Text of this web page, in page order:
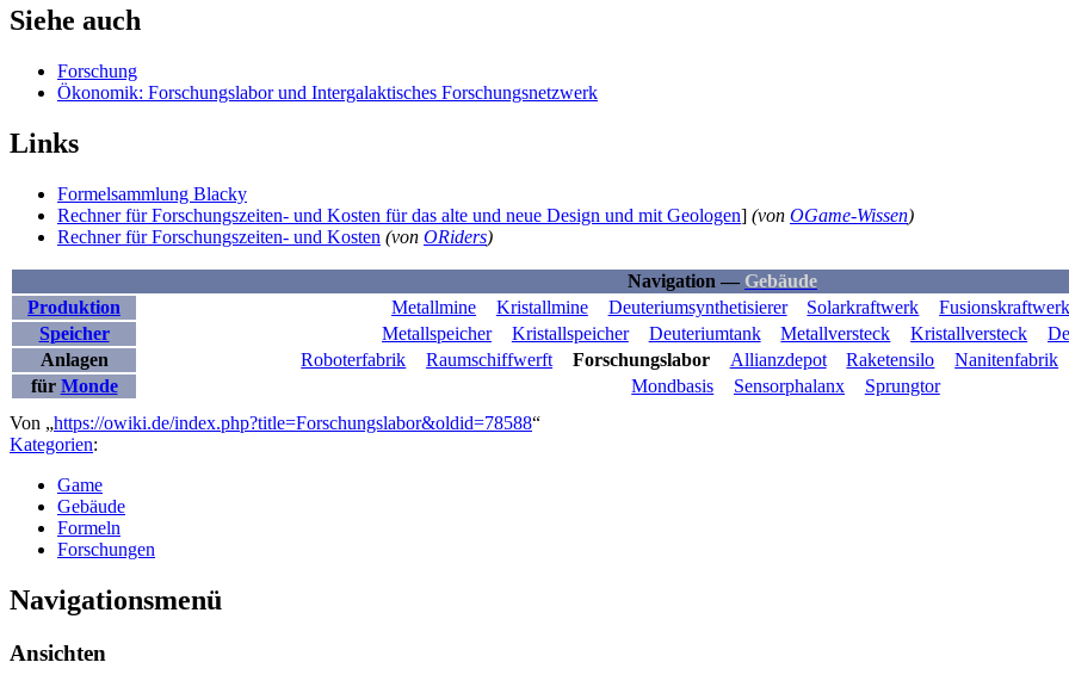
Siehe auch
Forschung
Ökonomik: Forschungslabor und Intergalaktisches Forschungsnetzwerk
Links
Formelsammlung Blacky
Rechner für Forschungszeiten- und Kosten für das alte und neue Design und mit Geologen] (von OGame-Wissen)
Rechner für Forschungszeiten- und Kosten (von ORiders)
Navigation — Gebäude
Produktion
Metallmine Kristallmine Deuteriumsynthetisierer Solarkraftwerk Fusionskraftwerk
Speicher
Metallspeicher Kristallspeicher Deuteriumtank Metallversteck Kristallversteck
Anlagen
Roboterfabrik Raumschiffwerft Forschungslabor Allianzdepot Raketensilo Nanitenfabrik
für Monde Mondbasis Sensorphalanx
Sprungtor
Von „https://owiki.de/index.php?title=Forschungslabor&oldid=78588“
Kategorien:
Game
Gebäude
Formeln
Forschungen
Navigationsmenü
Ansichten